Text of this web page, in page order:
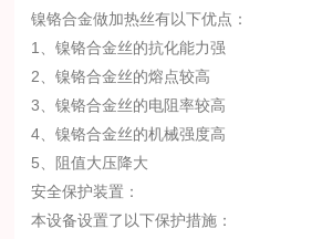
镍铬合金做加热丝有以下优点：
1、镍铬合金丝的抗化能力强
2、镍铬合金丝的熔点较高
3、镍铬合金丝的电阻率较高
4、镍铬合金丝的机械强度高
5、阻值大压降大
安全保护装置：
本设备设置了以下保护措施：